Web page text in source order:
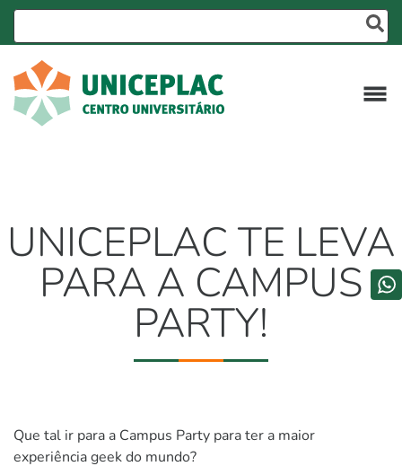
UNICEPLAC TE LEVA
PARA A CAMPUS
PARTY!
Que tal ir para a Campus Party para ter a maior
experiência geek do mundo?